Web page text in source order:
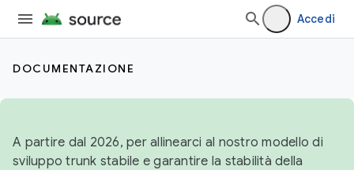
Accedi
DOCUMENTAZIONE
A partire dal 2026, per allinearci al nostro modello di
sviluppo trunk stabile e garantire la stabilità della